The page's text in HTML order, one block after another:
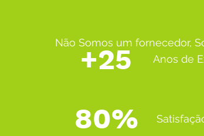
Não Somos um fornecedor,
+25 Anos de
80%